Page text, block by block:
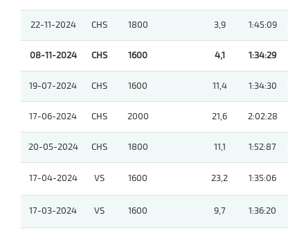
22-11-2024 CHS 1800 3,9 1:45:09
08-11-2024 CHS 1600 4,1 1:34:29
19-07-2024 CHS 1600 11,4 1:34:30
17-06-2024 CHS 2000 21,6 2:02:28
20-05-2024 CHS 1800 11,1 1:52:87
17-04-2024 VS 1600 23,2 1:35:06
17-03-2024 VS 1600 9,7 1:36:20